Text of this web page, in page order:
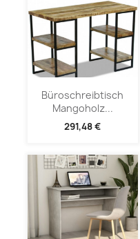
Büroschreibtisch
Mangoholz...
291,48 €